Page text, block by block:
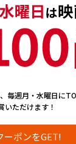
毎週月・水曜日に
ただけます！
ーポンをGET!